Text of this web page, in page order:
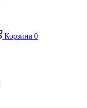
Корзина 0